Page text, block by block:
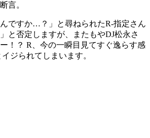
言。
ですか…？」と尋ねられたR-指定さん
と否定しますが、またもやDJ松永さ
！？ R、今の一瞬目見てすぐ逸らす感
ジられてしまいます。